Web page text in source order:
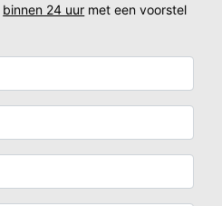
binnen 24 uur met een voorstel